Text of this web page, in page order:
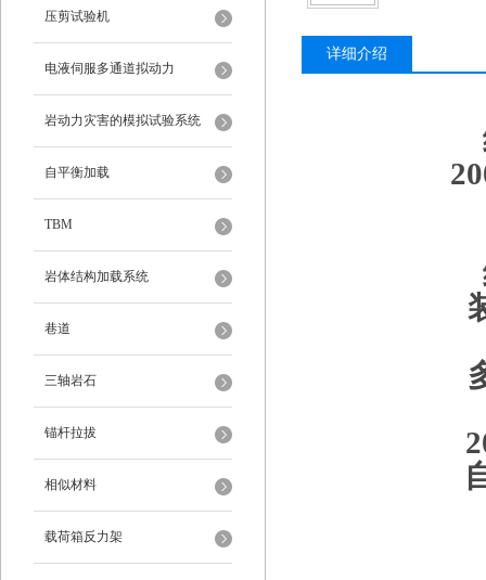
压剪试验机
电液伺服多通道拟动力
岩动力灾害的模拟试验系统
自平衡加载
TBM
岩体结构加载系统
巷道
三轴岩石
锚杆拉拔
相似材料
载荷箱反力架
详细介绍